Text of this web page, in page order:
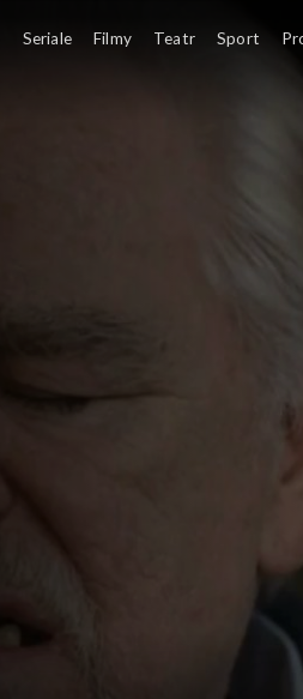
Seriale Filmy Teatr Sport